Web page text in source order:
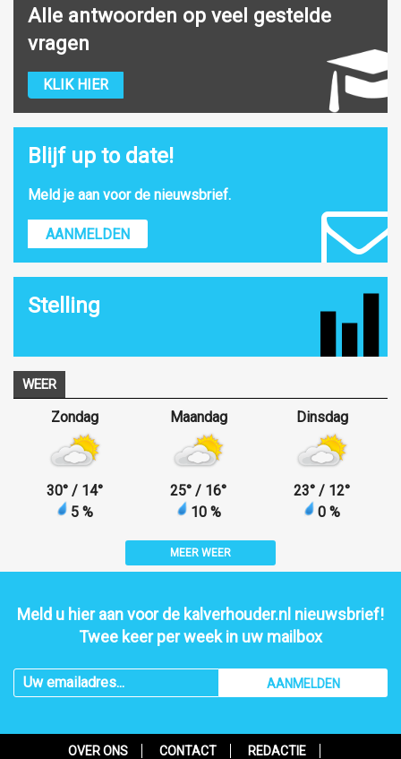
Alle antwoorden op veel gestelde
vragen
KLIK HIER
Blijf up to date!
Meld je aan voor de nieuwsbrief.
AANMELDEN
Stelling
WEER
Zondag
30° / 14°
5 %
Maandag
25° / 16°
10 %
Dinsdag
23° / 12°
0 %
MEER WEER
Meld u hier aan voor de kalverhouder.nl nieuwsbrief!
Twee keer per week in uw mailbox
AANMELDEN
OVER ONS CONTACT REDACTIE